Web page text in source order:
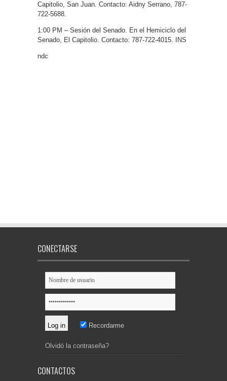
Capitolio, San Juan. Contacto: Aidny Serrano, 787-
722-5688.
1:00 PM – Sesión del Senado. En el Hemiciclo del
Senado, El Capitolio. Contacto: 787-722-4015. INS
ndc
CONECTARSE
Recordarme
Olvidó la contraseña?
CONTACTOS